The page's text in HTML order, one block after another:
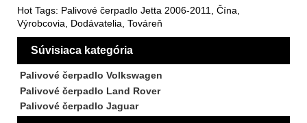
Hot Tags: Palivové čerpadlo Jetta 2006-2011, Čína,
Výrobcovia, Dodávatelia, Továreň
Súvisiaca kategória
Palivové čerpadlo Volkswagen
Palivové čerpadlo Land Rover
Palivové čerpadlo Jaguar